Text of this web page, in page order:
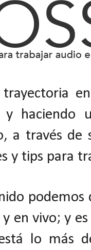
y
a través de
y tips para
podemos
en vivo; y
lo más